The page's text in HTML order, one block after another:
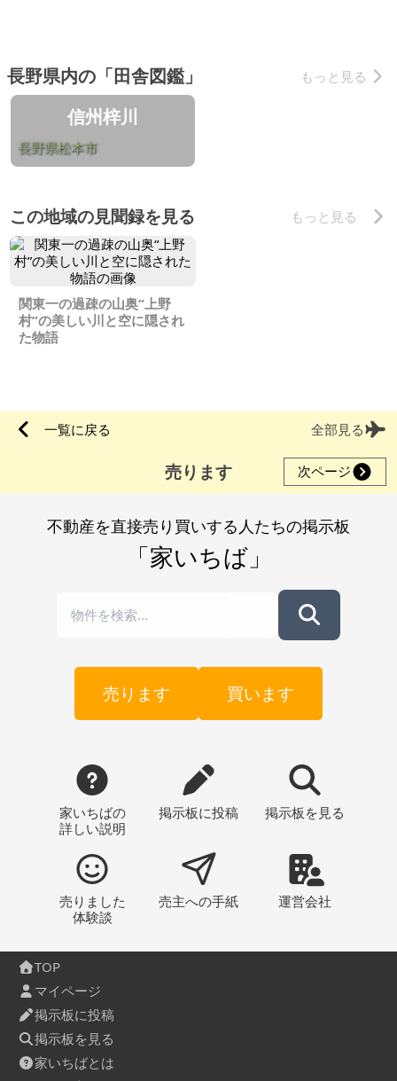
長野県内の「田舎図鑑」 もっと見る
信州梓川
長野県松本市
この地域の見聞録を見る もっと見る
関東一の過疎の山奥“上野
村”の美しい川と空に隠され
た物語
一覧に戻る 全部見る
売ります 次ページ
不動産を直接売り買いする人たちの掲示板
「家いちば」
売ります 買います
家いちばの
詳しい説明
掲示板に投稿 掲示板 を見る
売りました
体験談
売主への手紙 運営会社
TOP
マイページ
掲示板に投稿
掲示板を見る
家いちばとは